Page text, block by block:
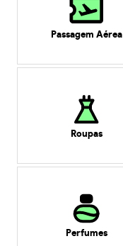
Passagem Aérea
Roupas
Perfumes